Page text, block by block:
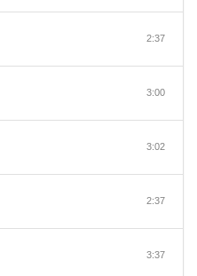
2:37
3:00
3:02
2:37
3:37